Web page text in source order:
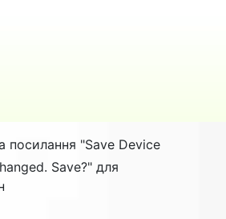
посилання "Save Device
Save?" для